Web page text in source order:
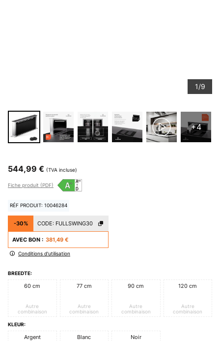
1/9
+4
544,99 € (TVA incluse)
Fiche produit (PDF)
RÉF PRODUIT: 10046284
-30% CODE: FULLSWING30
AVEC BON : 381,49 €
Conditions d'utilisation
BREEDTE:
60 cm
Autre
combinaison
77 cm
Autre
combinaison
90 cm
Autre
combinaison
120 cm
Autre
combinaison
KLEUR:
Argent Blanc Noir